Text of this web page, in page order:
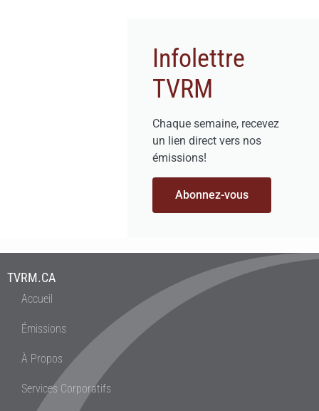
Infolettre
TVRM
Chaque semaine, recevez
un lien direct vers nos
émissions!
Abonnez-vous
TVRM.CA
Accueil
Émissions
À Propos
Services Corporatifs